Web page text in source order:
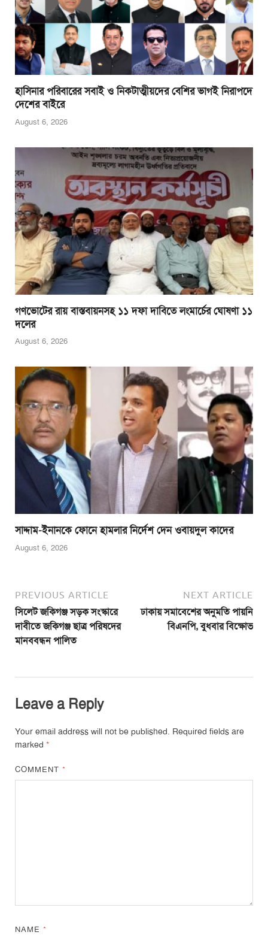
হাসিনার পরিবারের সবাই ও নিকটাত্মীয়দের বেশির ভাগই নিরাপদে
দেশের বাইরে
August 6, 2026
গণভোটের রায় বাস্তবায়নসহ ১১ দফা দাবিতে লংমার্চের ঘোষণা ১১
দলের
August 6, 2026
সাদ্দাম-ইনানকে ফোনে হামলার নির্দেশ দেন ওবায়দুল কাদের
August 6, 2026
PREVIOUS ARTICLE
সিলেট জকিগঞ্জ সড়ক সংস্কারে
দাবীতে জকিগঞ্জ ছাত্র পরিষদের
মানববন্ধন পালিত
NEXT ARTICLE
ঢাকায় সমাবেশের অনুমতি পায়নি
বিএনপি, বুধবার বিক্ষোভ
Leave a Reply
Your email address will not be published. Required fields are
marked *
COMMENT*
NAME*